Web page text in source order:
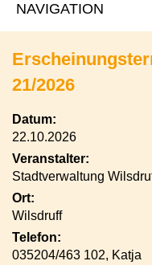
21/2026
Datum:
22.10.2026
Veranstalter:
Stadtverwaltung
Ort:
Wilsdruff
Telefon:
035204/463 102, Katja